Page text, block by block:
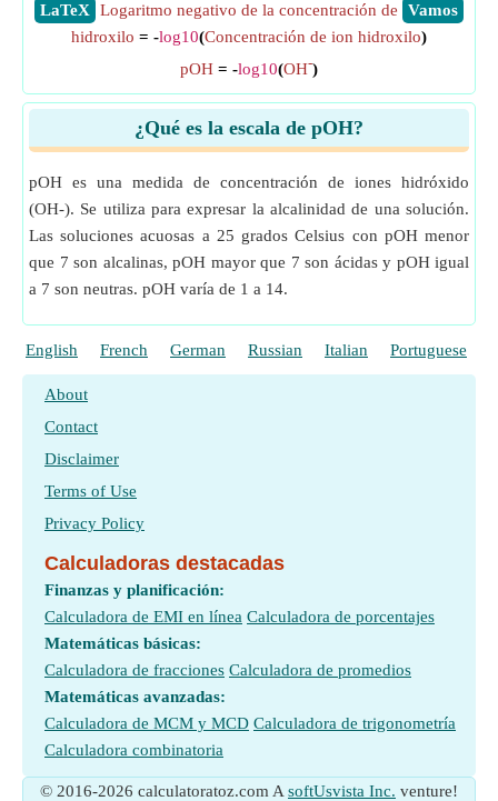
​LaTeX ​Vamos
Logaritmo negativo de la concentración de
hidroxilo = -log10(Concentración de ion hidroxilo)
pOH = -log10(OH-)
¿Qué es la escala de pOH?
pOH es una medida de concentración de iones hidróxido
(OH-). Se utiliza para expresar la alcalinidad de una solución.
Las soluciones acuosas a 25 grados Celsius con pOH menor
que 7 son alcalinas, pOH mayor que 7 son ácidas y pOH igual
a 7 son neutras. pOH varía de 1 a 14.
English French German Russian Italian Portuguese
About
Contact
Disclaimer
Terms of Use
Privacy Policy
Calculadoras destacadas
Finanzas y planificación:
Calculadora de EMI en línea Calculadora de porcentajes
Matemáticas básicas:
Calculadora de fracciones Calculadora de promedios
Matemáticas avanzadas:
Calculadora de MCM y MCD Calculadora de trigonometría
Calculadora combinatoria
© 2016-2026 calculatoratoz.com A softUsvista Inc. venture!